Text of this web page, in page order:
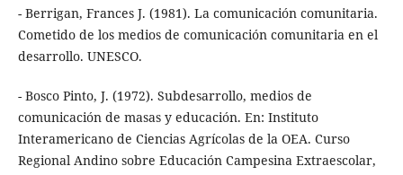
- Berrigan, Frances J. (1981). La comunicación comunitaria.
Cometido de los medios de comunicación comunitaria en el
desarrollo. UNESCO.
- Bosco Pinto, J. (1972). Subdesarrollo, medios de
comunicación de masas y educación. En: Instituto
Interamericano de Ciencias Agrícolas de la OEA. Curso
Regional Andino sobre Educación Campesina Extraescolar,